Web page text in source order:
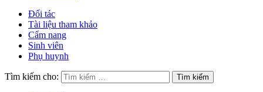
Đối tác
Tài liệu tham khảo
Cẩm nang
Sinh viên
Phụ huynh
Tìm kiếm cho: